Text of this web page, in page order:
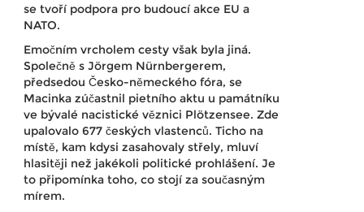
se tvoří podpora pro budoucí akce EU a
NATO.
Emočním vrcholem cesty však byla jiná.
Společně s Jörgem Nürnbergerem,
předsedou Česko-německého fóra, se
Macinka zúčastnil pietního aktu u památníku
ve bývalé nacistické věznici Plötzensee. Zde
upalovalo 677 českých vlastenců. Ticho na
místě, kam kdysi zasahovaly střely, mluví
hlasitěji než jakékoli politické prohlášení. Je
to připomínka toho, co stojí za současným
mírem.